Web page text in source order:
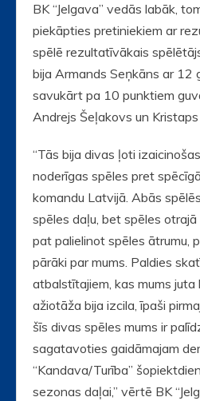
BK “Jelgava” vedās labāk,
piekāpties pretiniekiem ar
spēlē rezultatīvākais
bija Armands Seņkāns ar 12
savukārt pa 10 punktiem
Andrejs Šeļakovs un
“Tās bija divas ļoti
noderīgas spēles pret
komandu Latvijā. Abās
spēles daļu, bet spēles otrajā
pat palielinot spēles ātrumu,
pārāki par mums. Paldies
atbalstītajiem, kas mums
ažiotāža bija izcila, īpaši
šīs divas spēles mums ir
sagatavoties gaidāmajam
“Kandava/Turība”
sezonas daļai,” vērtē BK